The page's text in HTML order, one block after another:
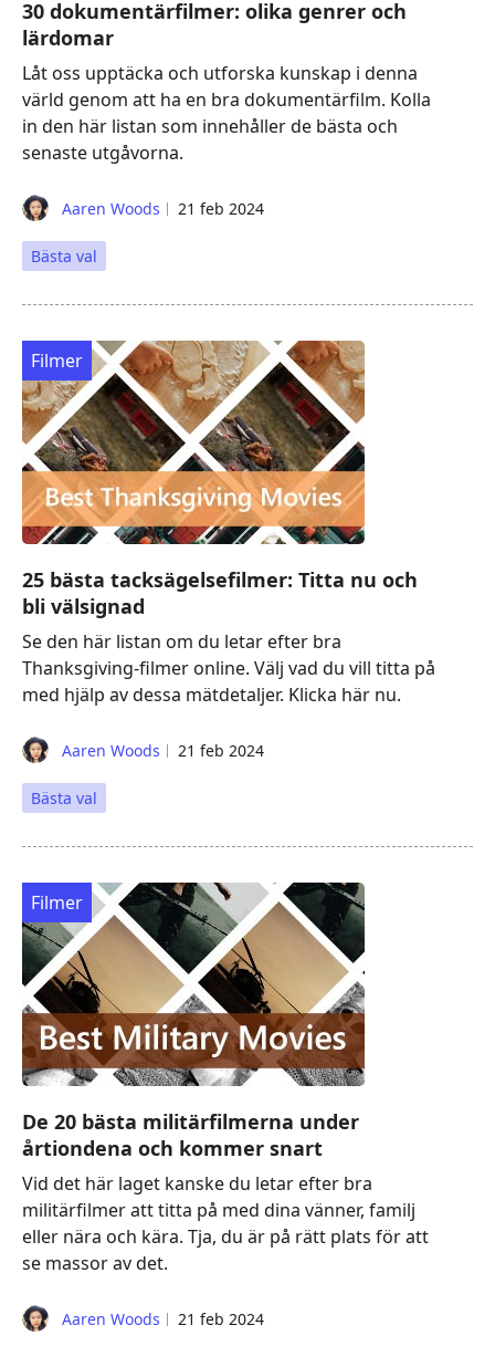
30 dokumentärfilmer: olika genrer och
lärdomar
Låt oss upptäcka och utforska kunskap i denna
värld genom att ha en bra dokumentärfilm. Kolla
in den här listan som innehåller de bästa och
senaste utgåvorna.
Aaren Woods 21 feb 2024
Bästa val
Filmer
25 bästa tacksägelsefilmer: Titta nu och
bli välsignad
Se den här listan om du letar efter bra
Thanksgiving-filmer online. Välj vad du vill titta på
med hjälp av dessa mätdetaljer. Klicka här nu.
Aaren Woods 21 feb 2024
Bästa val
Filmer
De 20 bästa militärfilmerna under
årtiondena och kommer snart
Vid det här laget kanske du letar efter bra
militärfilmer att titta på med dina vänner, familj
eller nära och kära. Tja, du är på rätt plats för att
se massor av det.
Aaren Woods 21 feb 2024